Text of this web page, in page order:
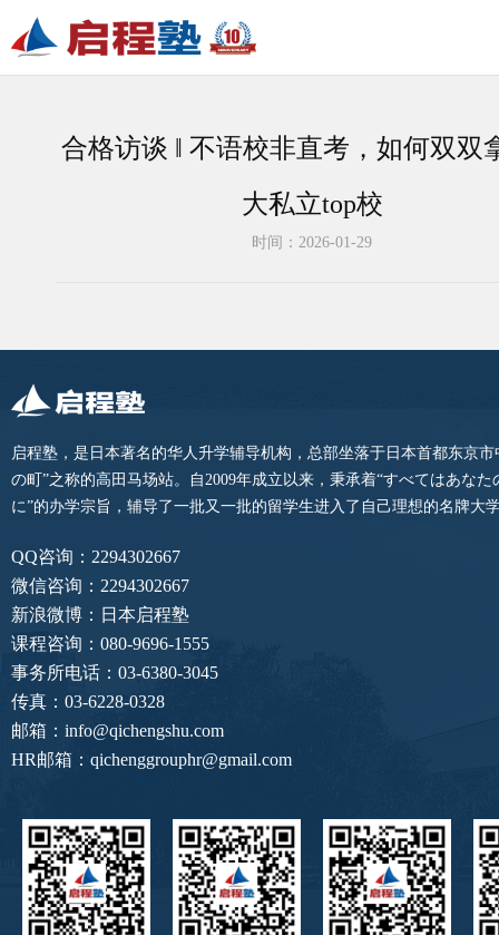
合格访谈 ‖ 不语校非直考，如何双双
大私立top校
时间：2026-01-29
启程塾，是日本著名的华人升学辅导机构，总部坐落于日本首都东京市
の町”之称的高田马场站。自2009年成立以来，秉承着“すべてはあなた
に”的办学宗旨，辅导了一批又一批的留学生进入了自己理想的名牌大
QQ咨询：2294302667
微信咨询：2294302667
新浪微博：日本启程塾
课程咨询：080-9696-1555
事务所电话：03-6380-3045
传真：03-6228-0328
邮箱：info@qichengshu.com
HR邮箱：qichenggrouphr@gmail.com